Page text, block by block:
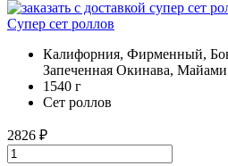
Супер сет роллов
Калифорния, Фирменный,
Запеченная Окинава,
1540 г
Сет роллов
2826 ₽